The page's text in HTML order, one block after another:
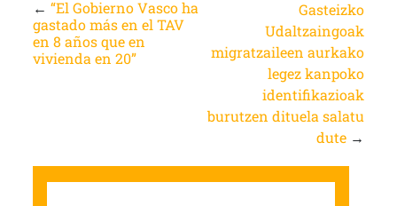
← “El Gobierno Vasco ha
gastado más en el TAV
en 8 años que en
vivienda en 20”
Gasteizko
Udaltzaingoak
migratzaileen aurkako
legez kanpoko
identifikazioak
burutzen dituela salatu
dute →